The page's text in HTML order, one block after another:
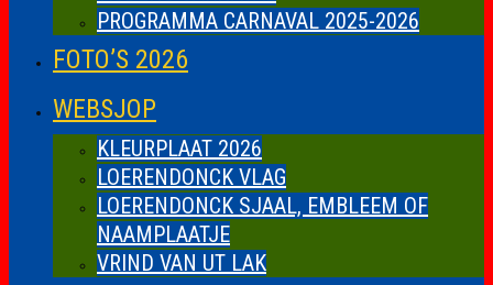
PROGRAMMA CARNAVAL 2025-2026
FOTO’S 2026
WEBSJOP
KLEURPLAAT 2026
LOERENDONCK VLAG
LOERENDONCK SJAAL, EMBLEEM OF
NAAMPLAATJE
VRIND VAN UT LAK